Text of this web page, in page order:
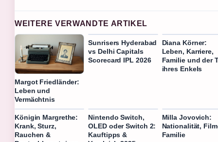
WEITERE VERWANDTE ARTIKEL
Margot Friedländer:
Leben und
Vermächtnis
Sunrisers Hyderabad
vs Delhi Capitals
Scorecard IPL 2026
Diana Körner:
Leben, Karriere,
Familie und der
ihres Enkels
Königin Margrethe:
Krank, Sturz,
Rauchen &
Nintendo Switch,
OLED oder Switch 2:
Kauftipps &
Milla Jovovich:
Nationalität,
Familie